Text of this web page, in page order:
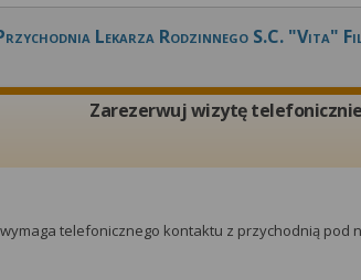
Lekarza Rodzinnego S.c. "vita"
Zarezerwuj wizytę telefonicznie
telefonicznego kontaktu z przychodnią pod